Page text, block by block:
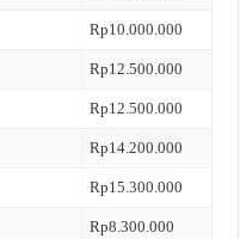
Rp10.000.000
Rp12.500.000
Rp12.500.000
Rp14.200.000
Rp15.300.000
Rp8.300.000